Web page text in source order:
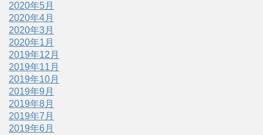
2020年5月
2020年4月
2020年3月
2020年1月
2019年12月
2019年11月
2019年10月
2019年9月
2019年8月
2019年7月
2019年6月